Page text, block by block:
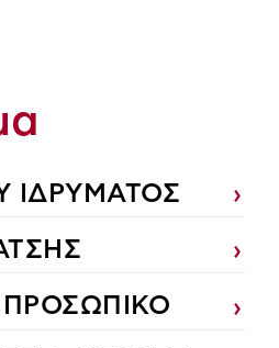
ΙΔΡΥΜΑΤΟΣ
ΠΡΟΣΩΠΙΚΟ